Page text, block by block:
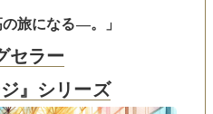
の旅になる―。」
セラー
ジ』シリーズ